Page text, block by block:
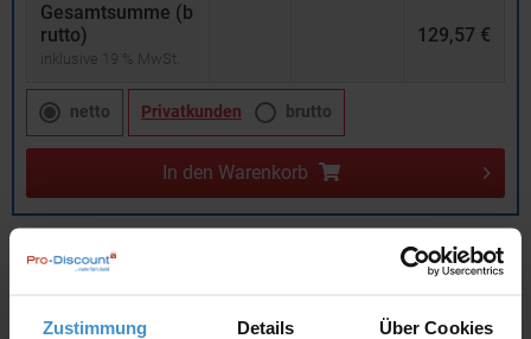
Zustimmung Details Über Cookies
Gesamtsumme (b
rutto)
inklusive 19 % MwSt.
129,57 €
netto Privatkunden brutto
In den Warenkorb
Individuelle Anfrage